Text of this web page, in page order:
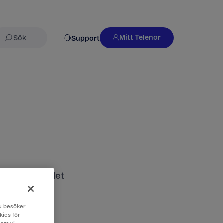
Sök Support Mitt Telenor
och vad det
besöker
för